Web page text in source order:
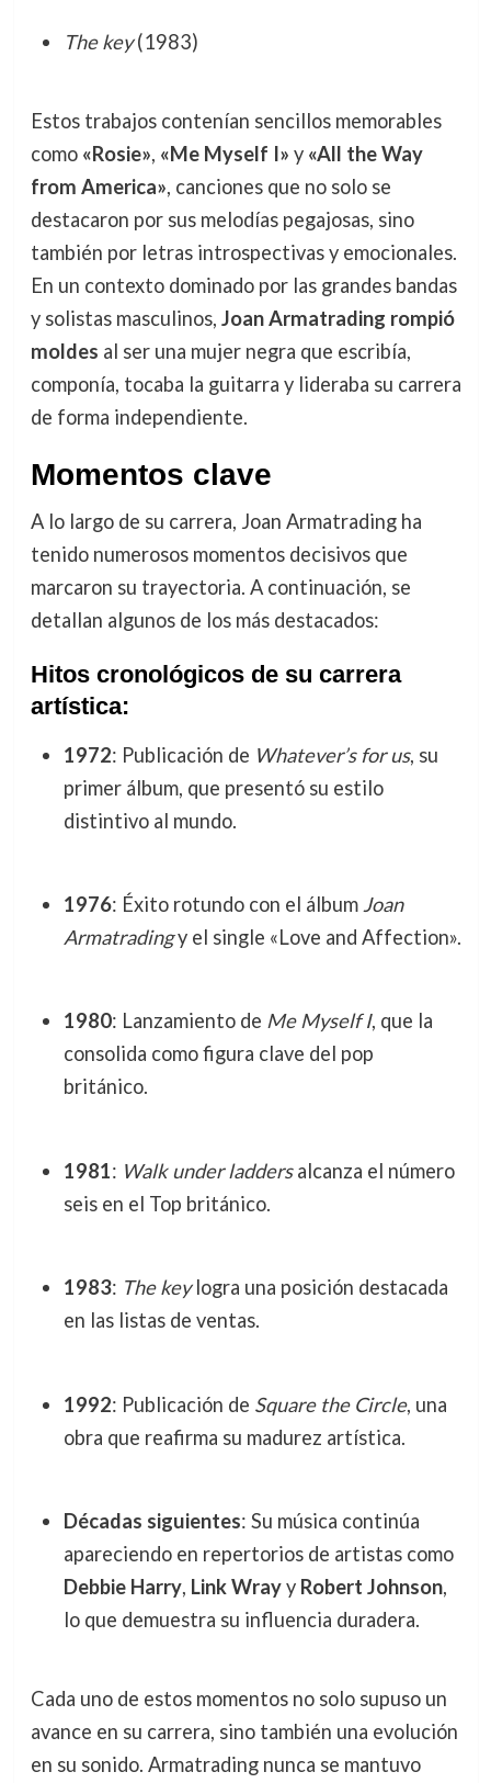
The key(1983)
Estos trabajos contenían sencillos memorables
como «Rosie», «Me Myself I» y «All the Way
from America», canciones que no solo se
destacaron por sus melodías pegajosas, sino
también por letras introspectivas y emocionales.
En un contexto dominado por las grandes bandas
y solistas masculinos, Joan Armatrading rompió
moldes al ser una mujer negra que escribía,
componía, tocaba la guitarra y lideraba su carrera
de forma independiente.
Momentos clave
A lo largo de su carrera, Joan Armatrading ha
tenido numerosos momentos decisivos que
marcaron su trayectoria. A continuación, se
detallan algunos de los más destacados:
Hitos cronológicos de su carrera
artística:
1972: Publicación de Whatever’s for us, su
primer álbum, que presentó su estilo
distintivo al mundo.
1976: Éxito rotundo con el álbum Joan
Armatradingy el single «Love and Affection».
1980: Lanzamiento de Me Myself I, que la
consolida como figura clave del pop
británico.
1981: Walk under laddersalcanza el número
seis en el Top británico.
1983: The keylogra una posición destacada
en las listas de ventas.
1992: Publicación de Square the Circle, una
obra que reafirma su madurez artística.
Décadas siguientes: Su música continúa
apareciendo en repertorios de artistas como
Debbie Harry, Link Wrayy Robert Johnson,
lo que demuestra su influencia duradera.
Cada uno de estos momentos no solo supuso un
avance en su carrera, sino también una evolución
en su sonido. Armatrading nunca se mantuvo